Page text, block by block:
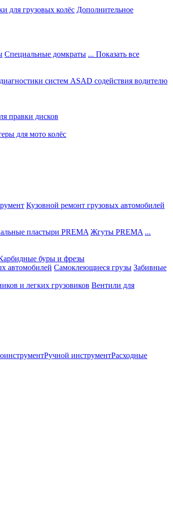
для грузовых колёс Дополнительное
Специальные домкраты ... Показать все
систем ASAD содействия водителю
правки дисков
для мото колёс
Кузовной ремонт грузовых автомобилей
пластыри PREMA Жгуты PREMA ...
буры и фрезы
автомобилей Самоклеющиеся грузы Забивные
и легких грузовиков Вентили для
Ручной инструментРасходные